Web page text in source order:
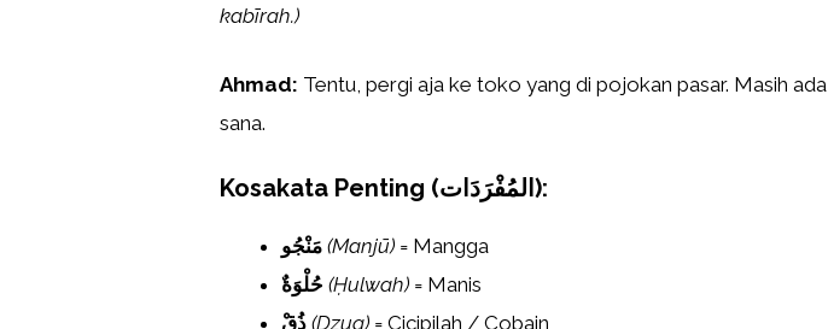
kabīrah.)
Ahmad: Tentu, pergi aja ke toko yang di pojokan pasar. Masih
sana.
Kosakata Penting (المُفْرَدَات):
مَنْجُو (Manjū) = Mangga
حُلْوَةٌ (Ḥulwah) = Manis
ذُقْ (Dzuq) = Cicipilah / Cobain